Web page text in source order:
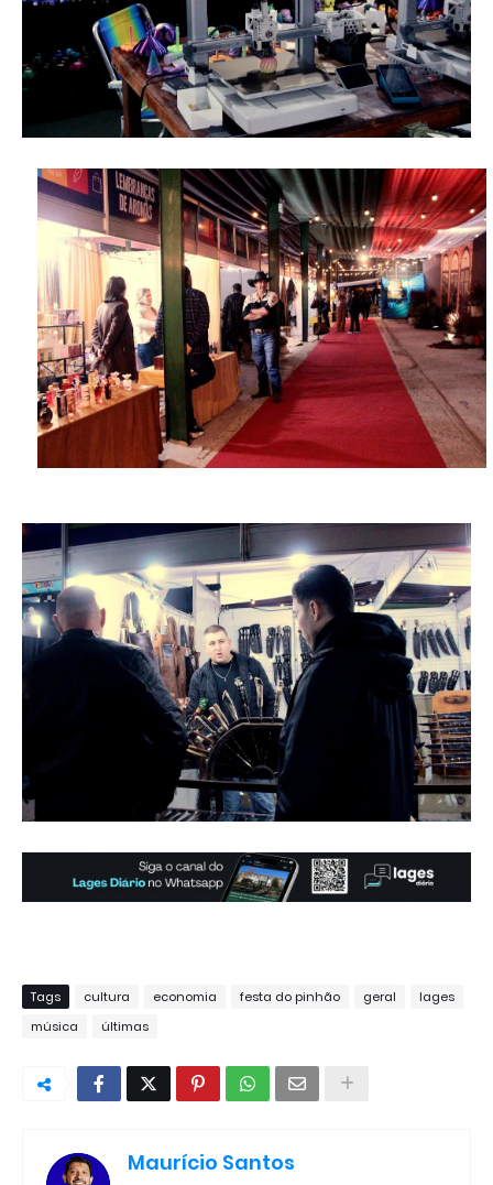
Tags cultura economia festa do pinhão geral
lages
música
últimas
Maurício Santos